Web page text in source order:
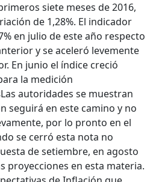
siete meses de 2016,
de 1,28%. El indicador
en julio de este año respecto
y se aceleró levemente
En junio el índice creció
la medición
Las autoridades se muestran
seguirá en este camino y no
por lo pronto en el
se cerró esta nota no
de setiembre, en agosto
proyecciones en esta materia.